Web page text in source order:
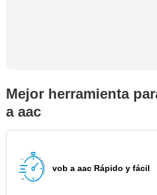
Mejor herramienta
a aac
vob a aac Rápido y fácil